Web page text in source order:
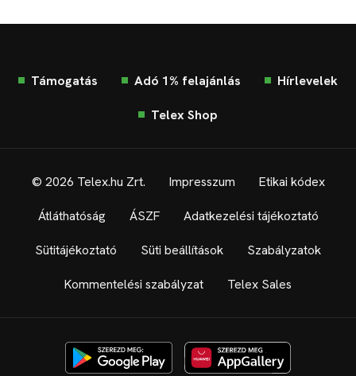
Támogatás Adó 1% felajánlás Hírlevelek
Telex Shop
© 2026 Telex.hu Zrt. Impresszum Etikai kódex
Átláthatóság ÁSZF Adatkezelési tájékoztató
Sütitájékoztató Süti beállítások Szabályzatok
Kommentelési szabályzat Telex Sales